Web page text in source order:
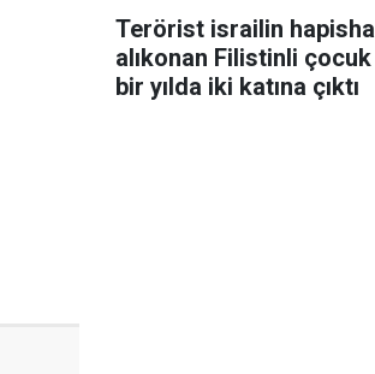
Terörist israilin
alıkonan Filistinli çocuk
bir yılda iki katına çıktı